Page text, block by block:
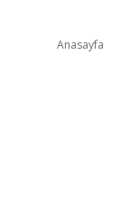
Anasayfa